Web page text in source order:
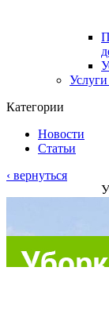
Категории
Новости
Статьи
‹ вернуться